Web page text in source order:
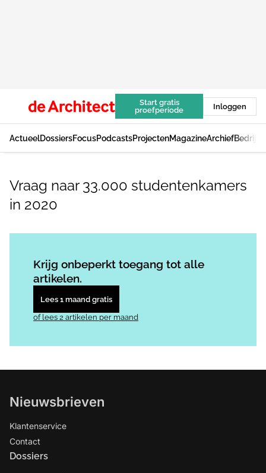
Start gratis
proefperiode
Inloggen
ActueelDossiersFocusPodcastsProjectenMagazineArchief
Vraag naar 33.000 studentenkamers
in 2020
Krijg onbeperkt toegang tot alle
artikelen.
Lees 1 maand gratis
of lees 2 artikelen per maand
Nieuwsbrieven
Klantenservice
Contact
Dossiers